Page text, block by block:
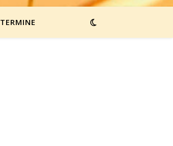
TERMINE